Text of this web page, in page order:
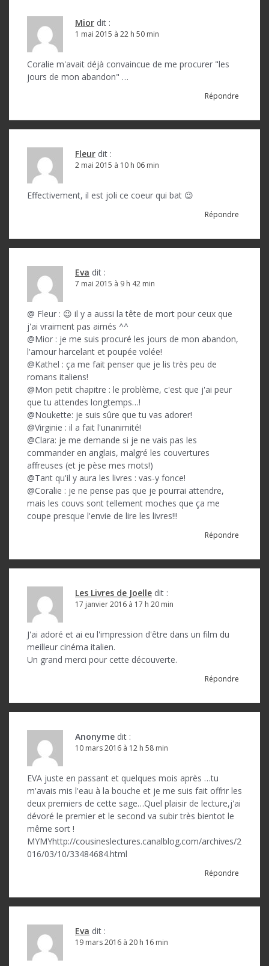
Mior dit :
1 mai 2015 à 22 h 50 min
Coralie m'avait déjà convaincue de me procurer "les
jours de mon abandon" …
Répondre
Fleur dit :
2 mai 2015 à 10 h 06 min
Effectivement, il est joli ce coeur qui bat 😉
Répondre
Eva dit :
7 mai 2015 à 9 h 42 min
@ Fleur : 😉 il y a aussi la tête de mort pour ceux que
j'ai vraiment pas aimés ^^
@Mior : je me suis procuré les jours de mon abandon,
l'amour harcelant et poupée volée!
@Kathel : ça me fait penser que je lis très peu de
romans italiens!
@Mon petit chapitre : le problème, c'est que j'ai peur
que tu attendes longtemps…!
@Noukette: je suis sûre que tu vas adorer!
@Virginie : il a fait l'unanimité!
@Clara: je me demande si je ne vais pas les
commander en anglais, malgré les couvertures
affreuses (et je pèse mes mots!)
@Tant qu'il y aura les livres : vas-y fonce!
@Coralie : je ne pense pas que je pourrai attendre,
mais les couvs sont tellement moches que ça me
coupe presque l'envie de lire les livres!!!
Répondre
Les Livres de Joelle dit :
17 janvier 2016 à 17 h 20 min
J'ai adoré et ai eu l'impression d'être dans un film du
meilleur cinéma italien.
Un grand merci pour cette découverte.
Répondre
Anonyme dit :
10 mars 2016 à 12 h 58 min
EVA juste en passant et quelques mois après …tu
m'avais mis l'eau à la bouche et je me suis fait offrir les
deux premiers de cette sage…Quel plaisir de lecture,j'ai
dévoré le premier et le second va subir très bientot le
même sort !
MYMYhttp://cousineslectures.canalblog.com/archives/2
016/03/10/33484684.html
Répondre
Eva dit :
19 mars 2016 à 20 h 16 min